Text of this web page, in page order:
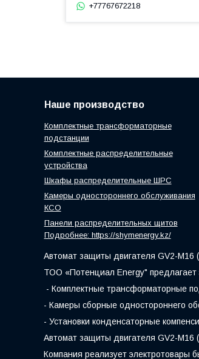
+77767672218
Наше производство
Комплектные трансформаторные
подстанции
Комплектные распределительные
устройства
Шкафы распределительные ШРС
Камеры одностороннего обслуживания
КСО
Панели распределительных щитов
Подробнее: https://shymenergy.kz/
Автомат защиты двигателя GV2-M16
ТОО «Потенциал Energy" предлагает
- Комплектные трансформаторные
- Камеры сборные одностороннего
- Установки конденсаторные
Автомат защиты двигателя GV2-M16
Компания реализует электротовары